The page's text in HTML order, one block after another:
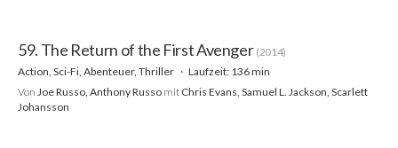
59. The Return of the First Avenger (2014)
Action, Sci-Fi, Abenteuer, Thriller
Laufzeit: 136 min
Von Joe Russo, Anthony Russo mit Chris Evans, Samuel L. Jackson, Scarlett
Johansson